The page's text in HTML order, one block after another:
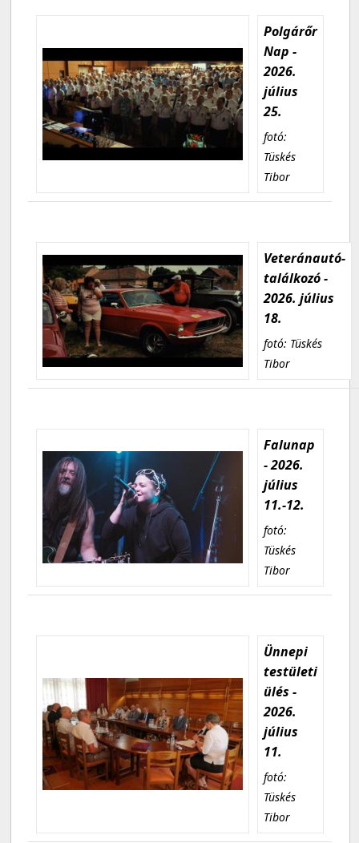
Polgárőr
Nap -
2026.
július
25.
fotó:
Tüskés
Tibor
Veteránautó-
találkozó -
2026. július
18.
fotó: Tüskés
Tibor
Falunap
- 2026.
július
11.-12.
fotó:
Tüskés
Tibor
Ünnepi
testületi
ülés -
2026.
július
11.
fotó:
Tüskés
Tibor